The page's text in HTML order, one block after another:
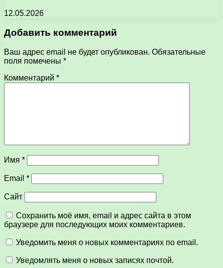
12.05.2026
Добавить комментарий
Ваш адрес email не будет опубликован. Обязательные
поля помечены *
Комментарий *
Имя *
Email *
Сайт
Сохранить моё имя, email и адрес сайта в этом
браузере для последующих моих комментариев.
Уведомить меня о новых комментариях по email.
Уведомлять меня о новых записях почтой.